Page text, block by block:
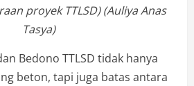
proyek TTLSD) (Auliya Anas
Tasya)
Bedono TTLSD tidak hanya
beton, tapi juga batas antara